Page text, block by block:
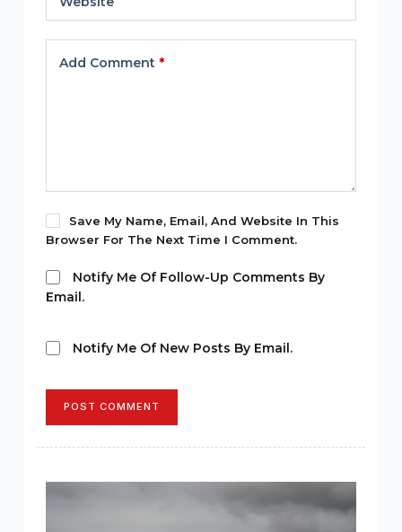
Add Comment *
Save My Name, Email, And Website In This
Browser For The Next Time I Comment.
Notify Me Of Follow-Up Comments By
Email.
Notify Me Of New Posts By Email.
POST COMMENT